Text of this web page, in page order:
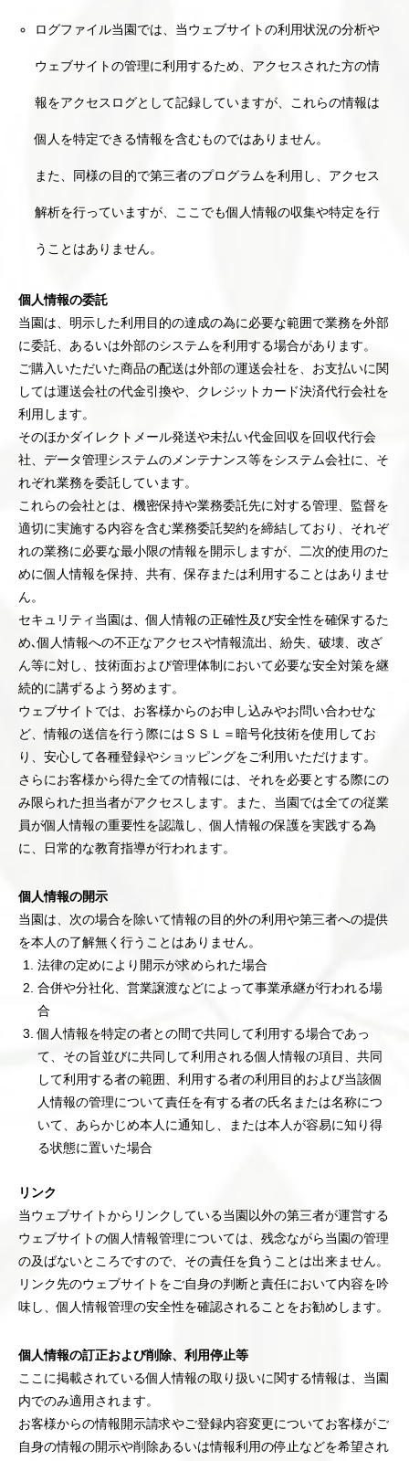
ログファイル当園では、当ウェブサイトの利用状況の分析や
ウェブサイトの管理に利用するため、アクセスされた方の情
報をアクセスログとして記録していますが、これらの情報は
個人を特定できる情報を含むものではありません。
また、同様の目的で第三者のプログラムを利用し、アクセス
解析を行っていますが、ここでも個人情報の収集や特定を行
うことはありません。
個人情報の委託
当園は、明示した利用目的の達成の為に必要な範囲で業務を外部
に委託、あるいは外部のシステムを利用する場合があります。
ご購入いただいた商品の配送は外部の運送会社を、お支払いに関
しては運送会社の代金引換や、クレジットカード決済代行会社を
利用します。
そのほかダイレクトメール発送や未払い代金回収を回収代行会
社、データ管理システムのメンテナンス等をシステム会社に、そ
れぞれ業務を委託しています。
これらの会社とは、機密保持や業務委託先に対する管理、監督を
適切に実施する内容を含む業務委託契約を締結しており、それぞ
れの業務に必要な最小限の情報を開示しますが、二次的使用のた
めに個人情報を保持、共有、保存または利用することはありませ
ん。
セキュリティ当園は、個人情報の正確性及び安全性を確保するた
め､個人情報への不正なアクセスや情報流出、紛失、破壊、改ざ
ん等に対し、技術面および管理体制において必要な安全対策を継
続的に講ずるよう努めます。
ウェブサイトでは、お客様からのお申し込みやお問い合わせな
ど、情報の送信を行う際にはＳＳＬ＝暗号化技術を使用してお
り、安心して各種登録やショッピングをご利用いただけます。
さらにお客様から得た全ての情報には、それを必要とする際にの
み限られた担当者がアクセスします。また、当園では全ての従業
員が個人情報の重要性を認識し、個人情報の保護を実践する為
に、日常的な教育指導が行われます。
個人情報の開示
当園は、次の場合を除いて情報の目的外の利用や第三者への提供
を本人の了解無く行うことはありません。
法律の定めにより開示が求められた場合
合併や分社化、営業譲渡などによって事業承継が行われる場
合
個人情報を特定の者との間で共同して利用する場合であっ
て、その旨並びに共同して利用される個人情報の項目、共同
して利用する者の範囲、利用する者の利用目的および当該個
人情報の管理について責任を有する者の氏名または名称につ
いて、あらかじめ本人に通知し、または本人が容易に知り得
る状態に置いた場合
リンク
当ウェブサイトからリンクしている当園以外の第三者が運営する
ウェブサイトの個人情報管理については、残念ながら当園の管理
の及ばないところですので、その責任を負うことは出来ません。
リンク先のウェブサイトをご自身の判断と責任において内容を吟
味し、個人情報管理の安全性を確認されることをお勧めします。
個人情報の訂正および削除、利用停止等
ここに掲載されている個人情報の取り扱いに関する情報は、当園
内でのみ適用されます。
お客様からの情報開示請求やご登録内容変更についてお客様がご
自身の情報の開示や削除あるいは情報利用の停止などを希望され